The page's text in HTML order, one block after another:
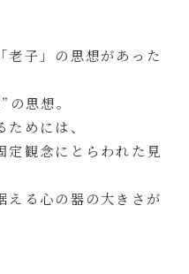
老子」の思想があった
思想。
めには、
定観念にとらわれた見
える心の器の大きさが